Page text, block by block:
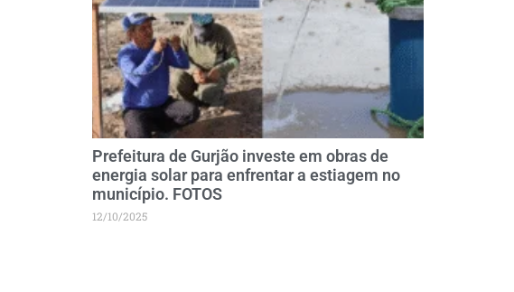
Prefeitura de Gurjão investe em obras de
energia solar para enfrentar a estiagem no
município. FOTOS
12/10/2025